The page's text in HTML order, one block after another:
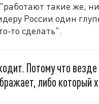
такие же,
России один
то сделать".
Потому что
либо который